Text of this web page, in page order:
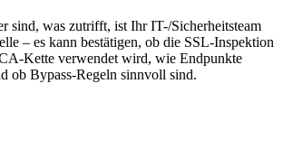
sind, was zutrifft, ist Ihr IT-/Sicherheitsteam
– es kann bestätigen, ob die SSL-Inspektion
Kette verwendet wird, wie Endpunkte
ob Bypass-Regeln sinnvoll sind.